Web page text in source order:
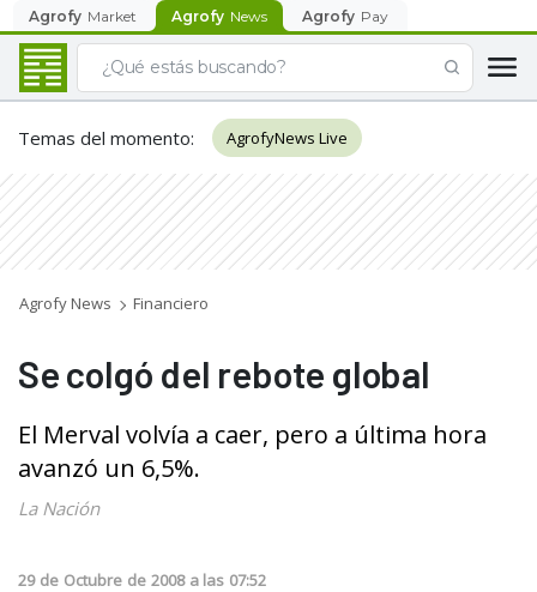
Agrofy Market Agrofy News Agrofy Pay
Temas del momento: AgrofyNews Live
Agrofy News Financiero
Se colgó del rebote global
El Merval volvía a caer, pero a última hora
avanzó un 6,5%.
La Nación
29 de Octubre de 2008 a las 07:52